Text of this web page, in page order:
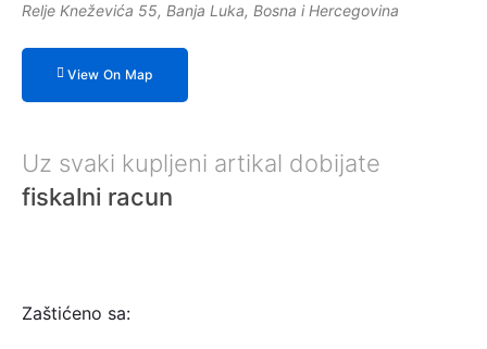
Relje Kneževića 55, Banja Luka, Bosna i Hercegovina
View On Map
Uz svaki kupljeni artikal dobijate
fiskalni racun
Zaštićeno sa: